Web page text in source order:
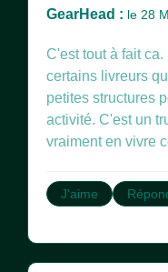
GearHead : le 28
C'est tout à fait
certains livreurs
petites structures
activité. C'est un
vraiment en vivre
J'aime